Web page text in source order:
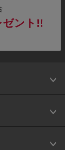
ゼント!!